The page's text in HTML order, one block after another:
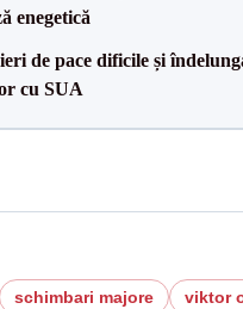
enegetică
de pace dificile și
cu SUA
schimbari majore viktor